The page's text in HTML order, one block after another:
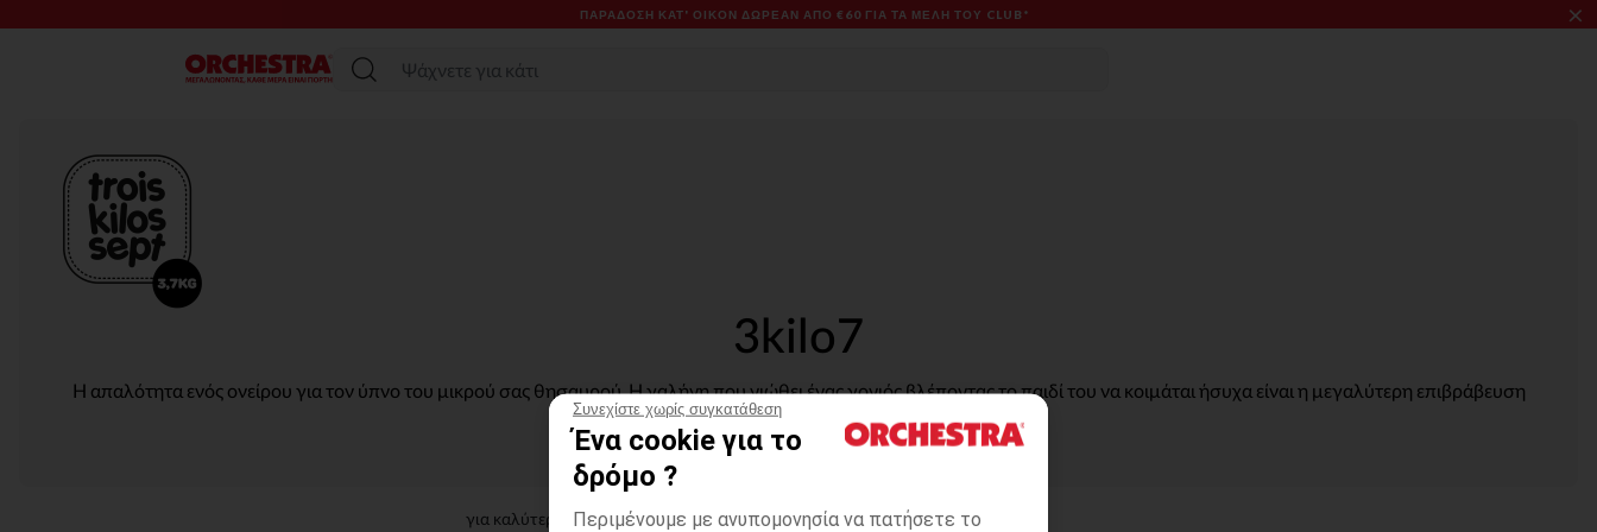
Συνεχίστε χωρίς συγκατάθεση
Ένα cookie για το
δρόμο ?
Περιμένουμε με ανυπομονησία να πατήσετε το
ΠΑΡΆΔΟΣΗ ΚΑΤ' ΟΊΚΟΝ ΔΩΡΕΑΝ ΑΠΌ €60 ΓΙΑ ΤΑ ΜΈΛΗ ΤΟΥ CLUB* ×
Μενού
3kilo7
Η απαλότητα ενός ονείρου για τον ύπνο του μικρού σας θησαυρού. Η γαλήνη που νιώθει ένας γονιός βλέποντας το παιδί του να κοιμάται ήσυχα είναι η μεγαλύτερη επιβράβευση
για κάθε φροντίδα και αγάπη που προσφέρει καθημερινά.
για καλύτερα αποτελέσματα :